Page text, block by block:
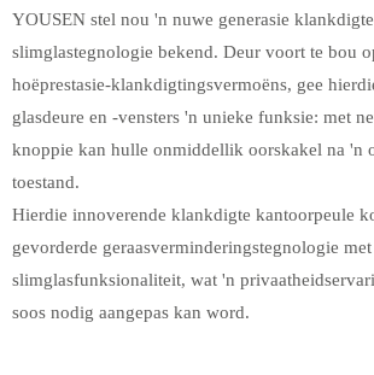
YOUSEN stel nou 'n nuwe generasie
slimglastegnologie bekend. Deur voort te bou
hoëprestasie-klankdigtingsvermoëns, gee
glasdeure en -vensters 'n unieke funksie: met
knoppie kan hulle onmiddellik oorskakel na 'n
toestand.
Hierdie innoverende klankdigte kantoorpeule
gevorderde geraasverminderingstegnologie
slimglasfunksionaliteit, wat 'n
soos nodig aangepas kan word.